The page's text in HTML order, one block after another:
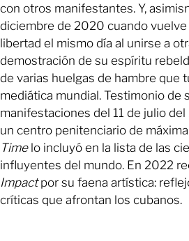
con otros manifestantes. Y,
diciembre de 2020 cuando vuelve
libertad el mismo día al unirse a
demostración de su espíritu
de varias huelgas de hambre que
mediática mundial. Testimonio de
manifestaciones del 11 de julio
un centro penitenciario de
Timelo incluyó en la lista de las
influyentes del mundo. En 2022
Impactpor su faena artística:
críticas que afrontan los cubanos.